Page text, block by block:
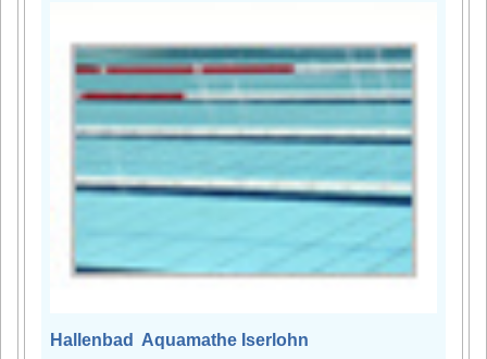
Hallenbad Aquamathe Iserlohn